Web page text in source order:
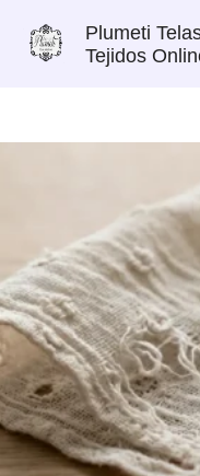
Plumeti
Tejidos